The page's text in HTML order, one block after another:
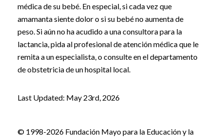
médica de su bebé. En especial, si cada vez que
amamanta siente dolor o si su bebé no aumenta de
peso. Si aún no ha acudido a una consultora para la
lactancia, pida al profesional de atención médica que le
remita a un especialista, o consulte en el departamento
de obstetricia de un hospital local.
Last Updated: May 23rd, 2026
© 1998-2026 Fundación Mayo para la Educación y la